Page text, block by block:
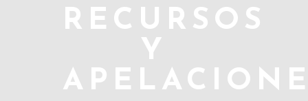
RECURSOS
Y